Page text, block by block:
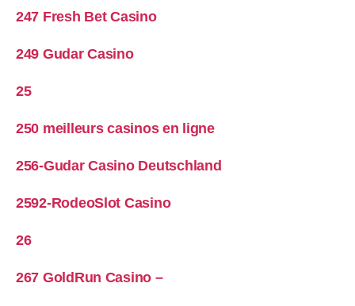
247 Fresh Bet Casino
249 Gudar Casino
25
250 meilleurs casinos en ligne
256-Gudar Casino Deutschland
2592-RodeoSlot Casino
26
267 GoldRun Casino –